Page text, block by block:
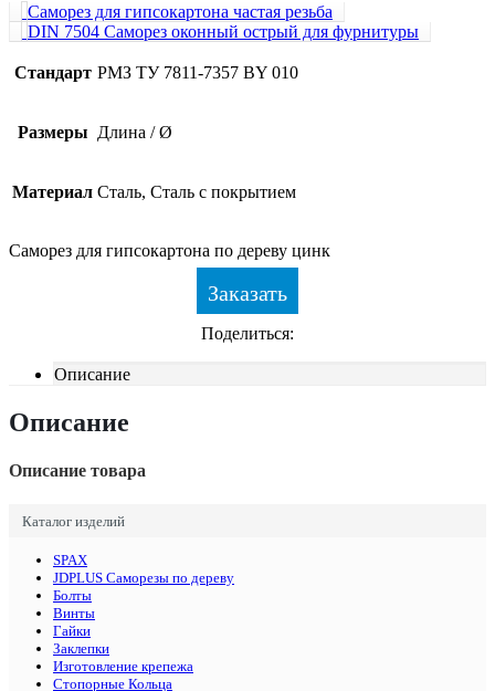
Саморез для гипсокартона частая резьба
DIN 7504 Саморез оконный острый для фурнитуры
Стандарт РМЗ ТУ 7811-7357 BY 010
Размеры Длина / Ø
Материал Сталь, Сталь с покрытием
Саморез для гипсокартона по дереву цинк
Заказать
Поделиться:
Описание
Описание
Описание товара
Каталог изделий
SPAX
JDPLUS Саморезы по дереву
Болты
Винты
Гайки
Заклепки
Изготовление крепежа
Стопорные Кольца